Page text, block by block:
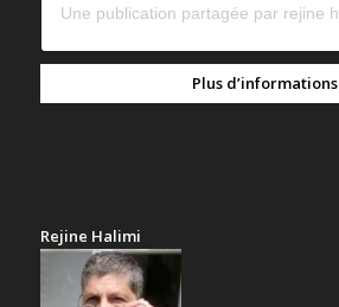
Plus d’informations
Rejine Halimi